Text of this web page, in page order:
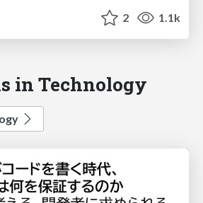
2 1.1k
in Technology